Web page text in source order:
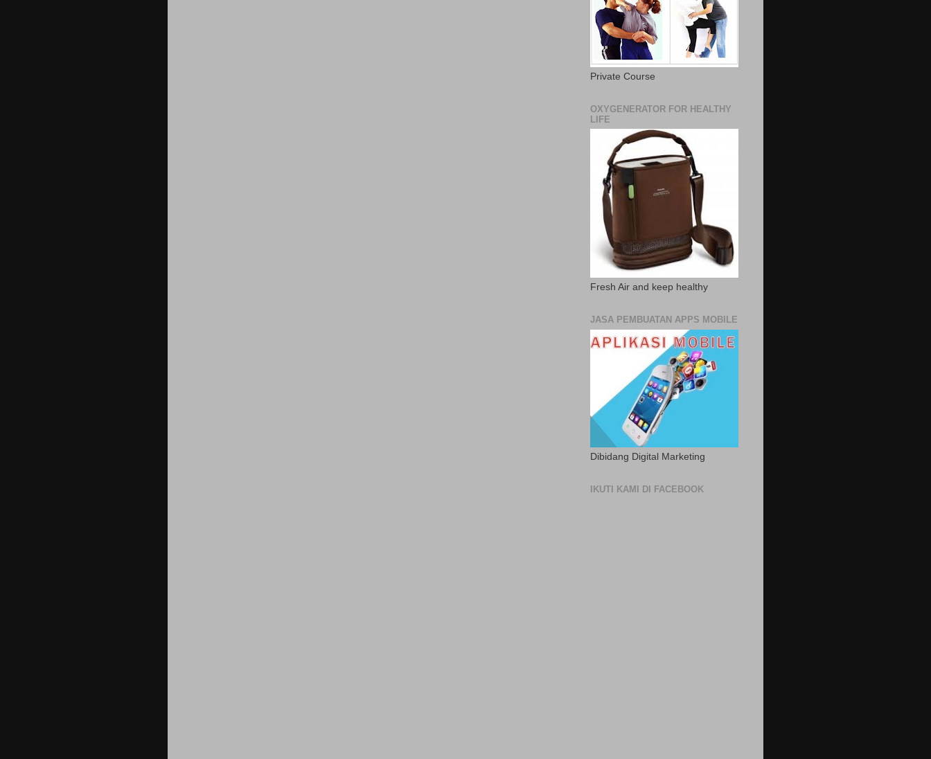
Private Course
OXYGENERATOR FOR HEALTHY
LIFE
Fresh Air and keep healthy
JASA PEMBUATAN APPS MOBILE
Dibidang Digital Marketing
IKUTI KAMI DI FACEBOOK